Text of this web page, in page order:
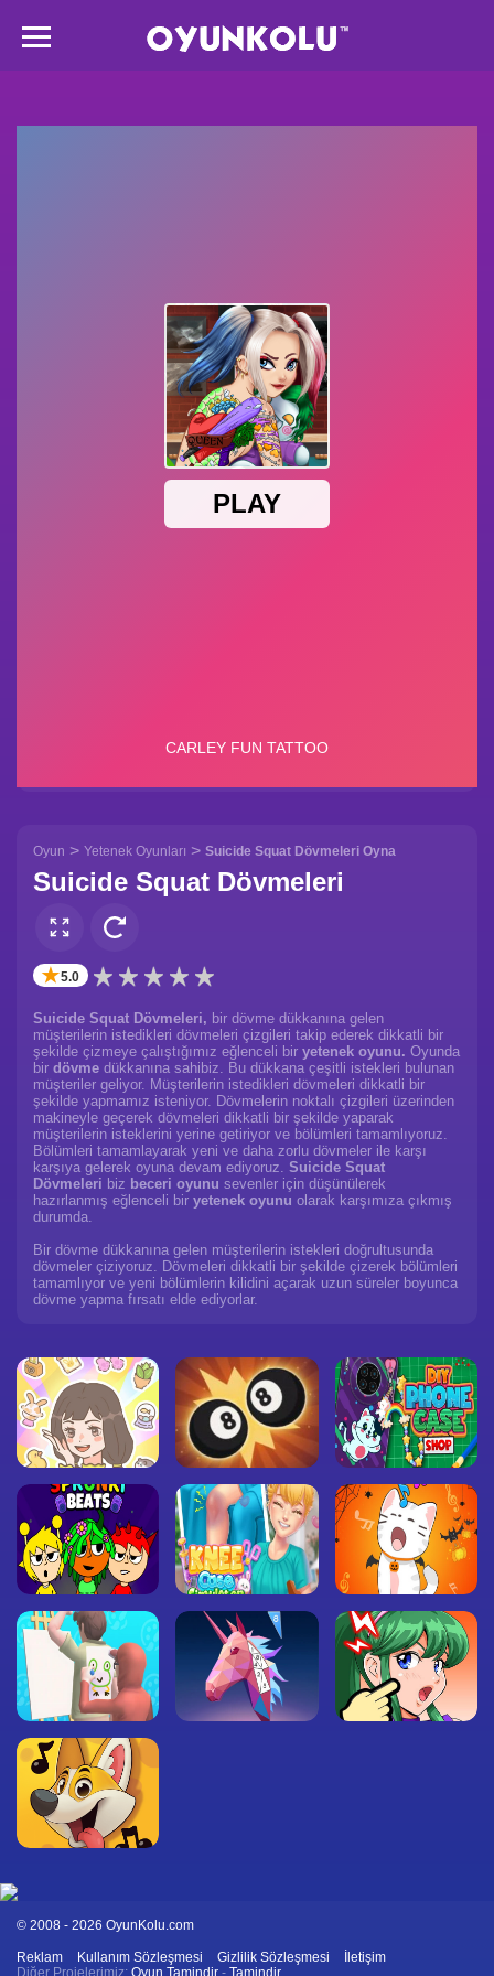
Oyun > Yetenek Oyunları > Suicide Squat Dövmeleri Oyna
Suicide Squat Dövmeleri
✭5.0
Suicide Squat Dövmeleri, bir dövme dükkanına gelen
müşterilerin istedikleri dövmeleri çizgileri takip ederek dikkatli bir
şekilde çizmeye çalıştığımız eğlenceli bir yetenek oyunu. Oyunda
bir dövme dükkanına sahibiz. Bu dükkana çeşitli istekleri bulunan
müşteriler geliyor. Müşterilerin istedikleri dövmeleri dikkatli bir
şekilde yapmamız isteniyor. Dövmelerin noktalı çizgileri üzerinden
makineyle geçerek dövmeleri dikkatli bir şekilde yaparak
müşterilerin isteklerini yerine getiriyor ve bölümleri tamamlıyoruz.
Bölümleri tamamlayarak yeni ve daha zorlu dövmeler ile karşı
karşıya gelerek oyuna devam ediyoruz. Suicide Squat
Dövmeleri biz beceri oyunu sevenler için düşünülerek
hazırlanmış eğlenceli bir yetenek oyunu olarak karşımıza çıkmış
durumda.
Bir dövme dükkanına gelen müşterilerin istekleri doğrultusunda
dövmeler çiziyoruz. Dövmeleri dikkatli bir şekilde çizerek bölümleri
tamamlıyor ve yeni bölümlerin kilidini açarak uzun süreler boyunca
dövme yapma fırsatı elde ediyorlar.
© 2008 - 2026 OyunKolu.com
Reklam Kullanım Sözleşmesi Gizlilik Sözleşmesi
İletişim
Diğer Projelerimiz: Oyun Tamindir - Tamindir